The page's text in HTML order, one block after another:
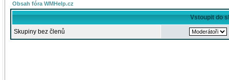
Obsah fóra WMHelp.cz
Vstoupit do
Skupiny bez členů